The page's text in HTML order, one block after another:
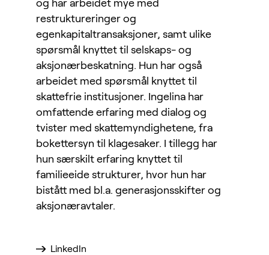
og har arbeidet mye med
restruktureringer og
egenkapitaltransaksjoner, samt ulike
spørsmål knyttet til selskaps- og
aksjonærbeskatning. Hun har også
arbeidet med spørsmål knyttet til
skattefrie institusjoner. Ingelina har
omfattende erfaring med dialog og
tvister med skattemyndighetene, fra
bokettersyn til klagesaker. I tillegg har
hun særskilt erfaring knyttet til
familieeide strukturer, hvor hun har
bistått med bl.a. generasjonsskifter og
aksjonæravtaler.
LinkedIn